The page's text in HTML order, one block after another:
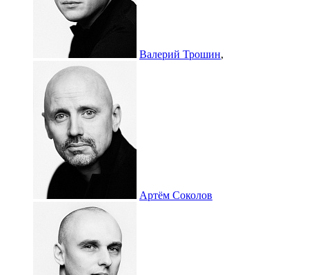
Валерий Трошин,
Артём Соколов